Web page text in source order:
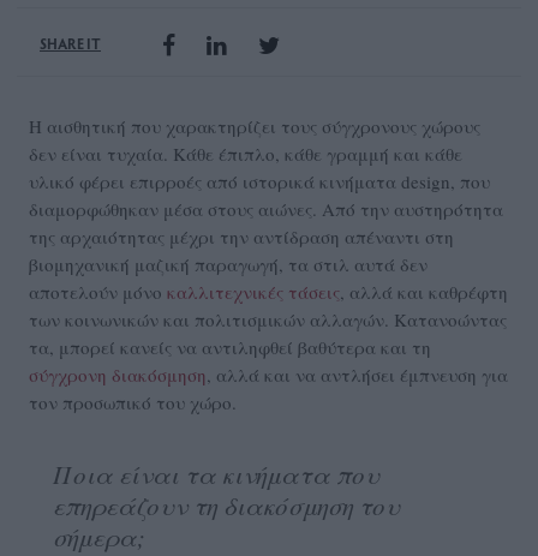
SHARE IT
Η αισθητική που χαρακτηρίζει τους σύγχρονους χώρους
δεν είναι τυχαία. Κάθε έπιπλο, κάθε γραμμή και κάθε
υλικό φέρει επιρροές από ιστορικά κινήματα design, που
διαμορφώθηκαν μέσα στους αιώνες. Από την αυστηρότητα
της αρχαιότητας μέχρι την αντίδραση απέναντι στη
βιομηχανική μαζική παραγωγή, τα στιλ αυτά δεν
αποτελούν μόνο καλλιτεχνικές τάσεις, αλλά και καθρέφτη
των κοινωνικών και πολιτισμικών αλλαγών. Κατανοώντας
τα, μπορεί κανείς να αντιληφθεί βαθύτερα και τη
σύγχρονη διακόσμηση, αλλά και να αντλήσει έμπνευση για
τον προσωπικό του χώρο.
Ποια είναι τα κινήματα που
επηρεάζουν τη διακόσμηση του
σήμερα;